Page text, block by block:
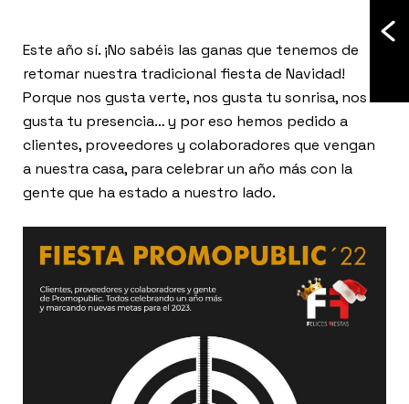
Este año sí. ¡No sabéis las ganas que tenemos de
retomar nuestra tradicional fiesta de Navidad!
Porque nos gusta verte, nos gusta tu sonrisa, nos
gusta tu presencia… y por eso hemos pedido a
clientes, proveedores y colaboradores que vengan
a nuestra casa, para celebrar un año más con la
gente que ha estado a nuestro lado.